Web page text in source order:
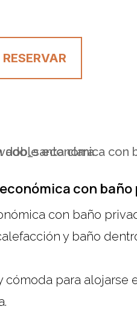
RESERVAR
con baño
con baño
y baño
cómoda para alojarse